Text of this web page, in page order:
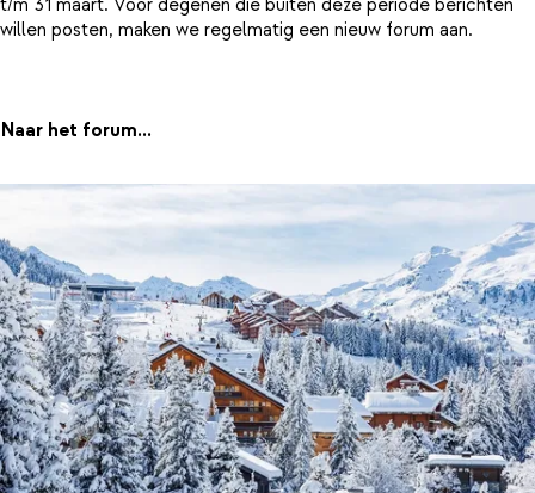
t/m 31 maart. Voor degenen die buiten deze periode berichten
willen posten, maken we regelmatig een nieuw forum aan.
Naar het forum...